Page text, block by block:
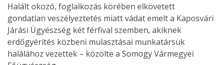
Halált okozó, foglalkozás körében elkövetett
gondatlan veszélyeztetés miatt vádat emelt a Kaposvári
Járási Ügyészség két férfival szemben, akiknek
erdőgyérítés közbeni mulasztásai munkatársuk
halálához vezettek – közölte a Somogy Vármegyei